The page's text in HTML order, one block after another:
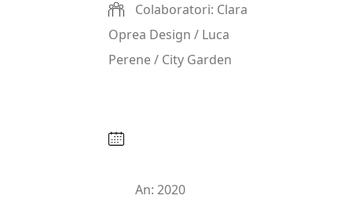
Colaboratori: Clara
Oprea Design / Luca
Perene / City Garden
An: 2020